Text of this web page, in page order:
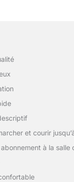
et courir
à la salle